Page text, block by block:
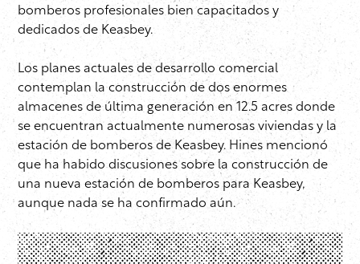
bomberos profesionales bien capacitados y
dedicados de Keasbey.
Los planes actuales de desarrollo comercial
contemplan la construcción de dos enormes
almacenes de última generación en 12.5 acres donde
se encuentran actualmente numerosas viviendas y la
estación de bomberos de Keasbey. Hines mencionó
que ha habido discusiones sobre la construcción de
una nueva estación de bomberos para Keasbey,
aunque nada se ha confirmado aún.